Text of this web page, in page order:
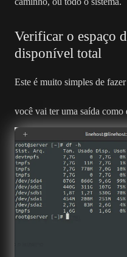
Verificar o espaço
disponível total
Este é muito simples de
você vai ter uma saída como